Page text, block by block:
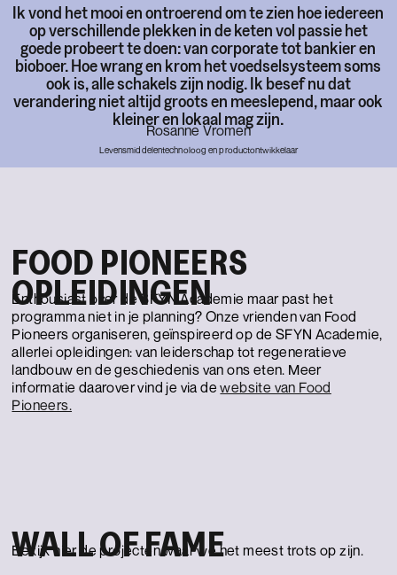
Ik vond het mooi en ontroerend om te zien hoe iedereen
op verschillende plekken in de keten vol passie het
goede probeert te doen: van corporate tot bankier en
bioboer. Hoe wrang en krom het voedselsysteem soms
ook is, alle schakels zijn nodig. Ik besef nu dat
verandering niet altijd groots en meeslepend, maar ook
kleiner en lokaal mag zijn.
Rosanne Vromen
Levensmiddelentechnoloog en productontwikkelaar
FOOD PIONEERS
OPLEIDINGEN
Enthousiast over de SFYN Academie maar past het
programma niet in je planning? Onze vrienden van Food
Pioneers organiseren, geïnspireerd op de SFYN Academie,
allerlei opleidingen: van leiderschap tot regeneratieve
landbouw en de geschiedenis van ons eten. Meer
informatie daarover vind je via dewebsite van Food
Pioneers.
WALL OF FAME
Bekijk hier de projecten waar we het meest trots op zijn.